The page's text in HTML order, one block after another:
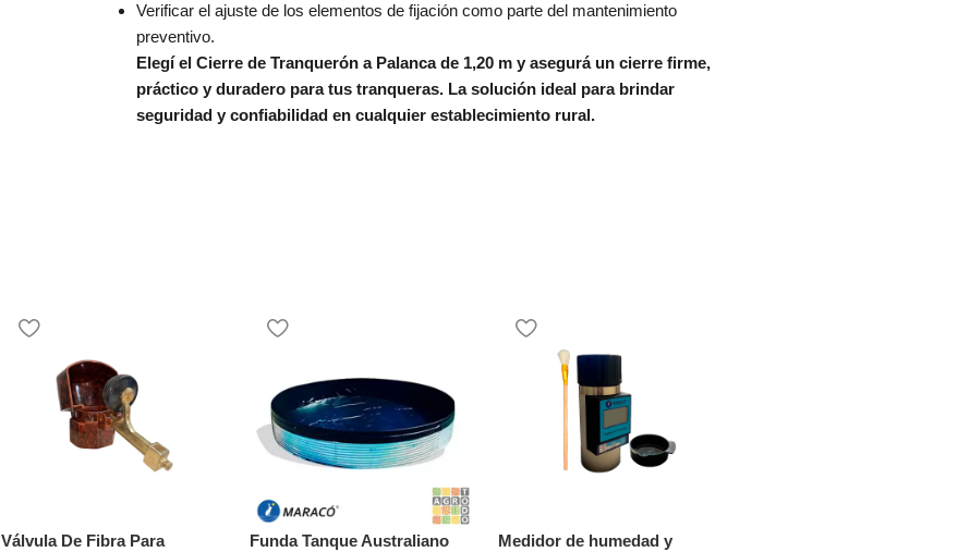
Verificar el ajuste de los elementos de fijación como parte del mantenimiento
preventivo.
Elegí el Cierre de Tranquerón a Palanca de 1,20 m y asegurá un cierre firme,
práctico y duradero para tus tranqueras. La solución ideal para brindar
seguridad y confiabilidad en cualquier establecimiento rural.
Válvula De Fibra Para
Funda Tanque Australiano
Medidor de humedad y